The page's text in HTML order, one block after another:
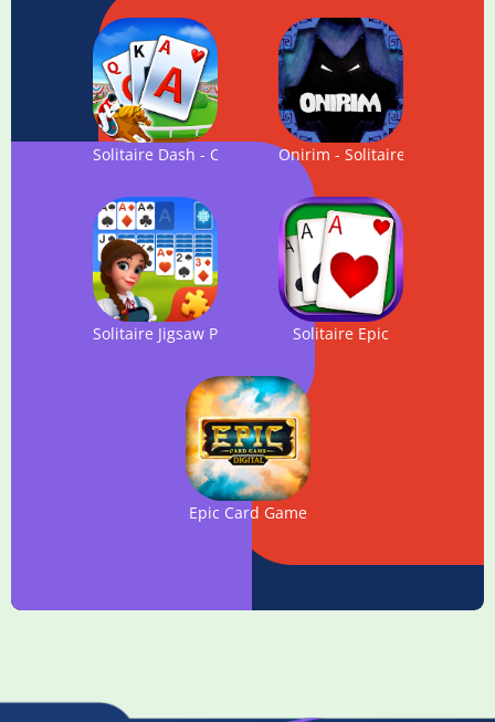
Solitaire Dash - Card GameOnirim - Solitaire Card Game
Solitaire Jigsaw Puzzle - Design My Art Gallery
Solitaire Epic
Epic Card Game